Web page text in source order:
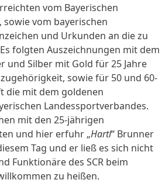
vom Bayerischen
vom bayerischen
und Urkunden an die zu
folgten Auszeichnungen mit dem
und Silber mit Gold für 25 Jahre
sowie für 50 und 60-
die mit dem goldenen
Landessportverbandes.
mit den 25-jährigen
und hier erfuhr „Hartl“ Brunner
Tag und er ließ es sich nicht
Funktionäre des SCR beim
zu heißen.